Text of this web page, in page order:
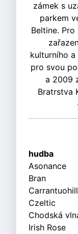
zámek s
parkem
Beltine.
kulturního
pro svou
a 2009
Bratrstva
hudba
Asonance
Bran
Carrantuohill
Czeltic
Chodská
Irish Rose